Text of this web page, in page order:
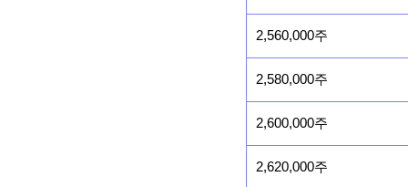
2,560,000주
2,580,000주
2,600,000주
2,620,000주